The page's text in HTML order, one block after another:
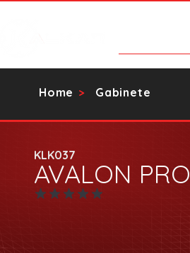
>
Home Gabinete
AVALON PRO
Ainda sem avaliações
KLK037